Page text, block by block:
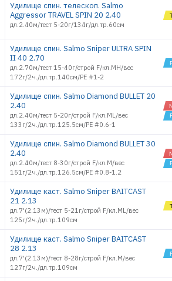
Удилище спин. телескоп. Salmo
Aggressor TRAVEL SPIN 20 2.40
дл.2.40м/тест 5-20г/134г/дл.тр.60см
Удилище спин. Salmo Sniper ULTRA SPIN
II 40 2.70
дл.2.70м/тест 15-40г/строй F/кл.MH/вес
172г/2ч./дл.тр.140см/PE #1-2
Удилище спин. Salmo Diamond BULLET 20
2.40
дл.2.40м/тест 5-20г/строй F/кл.ML/вес
133г/2ч./дл.тр.125.5см/PE #0.6-1
Удилище спин. Salmo Diamond BULLET 30
2.40
дл.2.40м/тест 8-30г/строй F/кл.M/вес
151г/2ч./дл.тр.126.5см/PE #0.8-1.2
Удилище каст. Salmo Sniper BAITCAST
21 2.13
дл.7'(2.13м)/тест 5-21г/строй F/кл.ML/вес
125г/2ч./дл.тр.109см
Удилище каст. Salmo Sniper BAITCAST
28 2.13
дл.7'(2.13м)/тест 8-28г/строй F/кл.M/вес
127г/2ч./дл.тр.109см